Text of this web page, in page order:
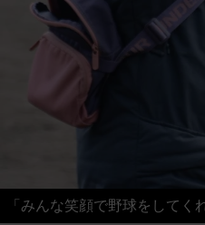
「みんな笑顔で野球をしてく